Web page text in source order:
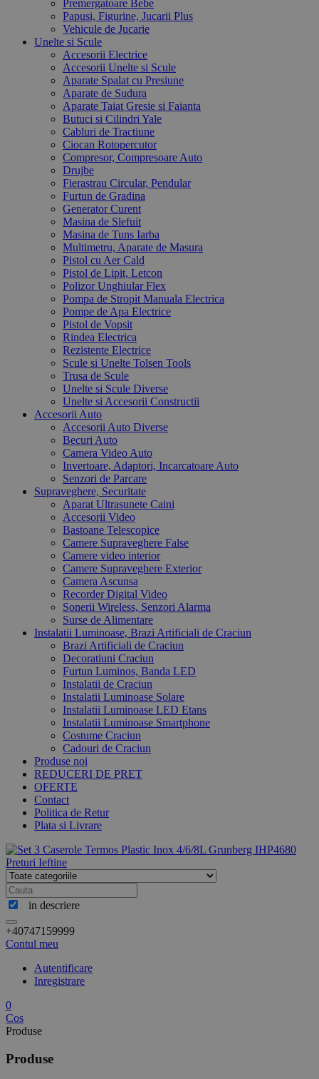
Premergatoare Bebe
Papusi, Figurine, Jucarii Plus
Vehicule de Jucarie
Unelte si Scule
Accesorii Electrice
Accesorii Unelte si Scule
Aparate Spalat cu Presiune
Aparate de Sudura
Aparate Taiat Gresie si Faianta
Butuci si Cilindri Yale
Cabluri de Tractiune
Ciocan Rotopercutor
Compresor, Compresoare Auto
Drujbe
Fierastrau Circular, Pendular
Furtun de Gradina
Generator Curent
Masina de Slefuit
Masina de Tuns Iarba
Multimetru, Aparate de Masura
Pistol cu Aer Cald
Pistol de Lipit, Letcon
Polizor Unghiular Flex
Pompa de Stropit Manuala Electrica
Pompe de Apa Electrice
Pistol de Vopsit
Rindea Electrica
Rezistente Electrice
Scule si Unelte Tolsen Tools
Trusa de Scule
Unelte si Scule Diverse
Unelte si Accesorii Constructii
Accesorii Auto
Accesorii Auto Diverse
Becuri Auto
Camera Video Auto
Invertoare, Adaptori, Incarcatoare Auto
Senzori de Parcare
Supraveghere, Securitate
Aparat Ultrasunete Caini
Accesorii Video
Bastoane Telescopice
Camere Supraveghere False
Camere video interior
Camere Supraveghere Exterior
Camera Ascunsa
Recorder Digital Video
Sonerii Wireless, Senzori Alarma
Surse de Alimentare
Instalatii Luminoase, Brazi Artificiali de Craciun
Brazi Artificiali de Craciun
Decoratiuni Craciun
Furtun Luminos, Banda LED
Instalatii de Craciun
Instalatii Luminoase Solare
Instalatii Luminoase LED Etans
Instalatii Luminoase Smartphone
Costume Craciun
Cadouri de Craciun
Produse noi
REDUCERI DE PRET
OFERTE
Contact
Politica de Retur
Plata si Livrare
in descriere
+40747159999
Contul meu
Autentificare
Inregistrare
0
Cos
Produse
Produse